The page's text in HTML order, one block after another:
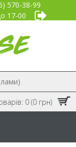
570-38-99
17-00
0 (0 грн)